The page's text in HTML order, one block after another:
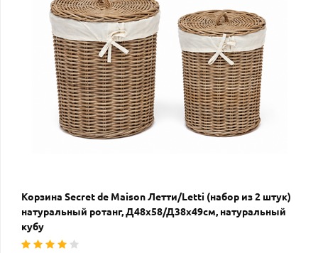
Корзина Secret de Maison Летти/Letti (набор из 2 штук)
натуральный ротанг, Д48х58/Д38х49см, натуральный
кубу